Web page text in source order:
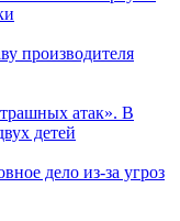
производителя
атак». В
детей
дело из-за угроз